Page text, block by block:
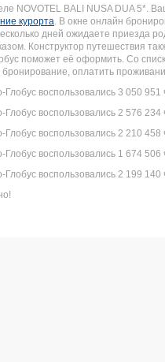
NOVOTEL BALI NUSA DUA
курорта. В окне онлайн
дней ожидаете приезда
Конструктор путешествия
поможет её оформить. Со
оплатить
воспользовались 3 050 951
воспользовались 2 576 234
воспользовались 2 210 458
воспользовались 1 674 506
воспользовались 2 199 140